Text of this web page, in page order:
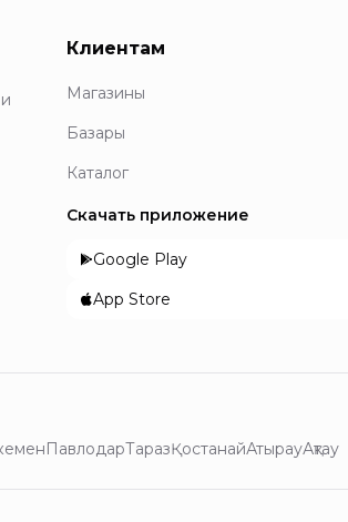
Клиентам
Магазины
Базары
Каталог
Скачать приложение
Google Play
App Store
ПавлодарТаразҚостанайАтырауАқтау